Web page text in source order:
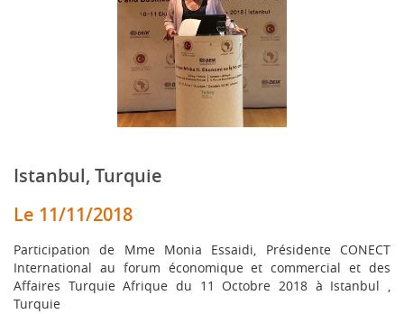
Istanbul, Turquie
Le 11/11/2018
Participation de Mme Monia Essaidi, Présidente CONECT
International au forum économique et commercial et des
Affaires Turquie Afrique du 11 Octobre 2018 à Istanbul ,
Turquie